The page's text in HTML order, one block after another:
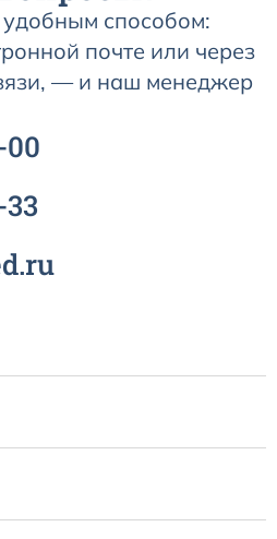
способом:
почте или через
— и наш менеджер
00